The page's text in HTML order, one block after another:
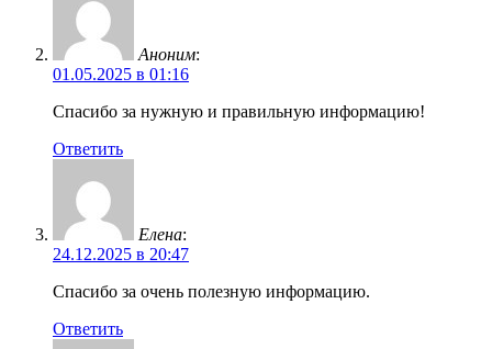
Аноним:
01.05.2025 в 01:16
Спасибо за нужную и правильную информацию!
Ответить
Елена:
24.12.2025 в 20:47
Спасибо за очень полезную информацию.
Ответить